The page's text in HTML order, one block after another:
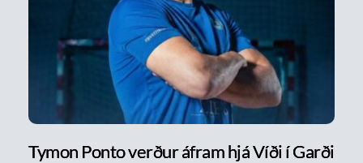
Tymon Ponto verður áfram hjá Víði í Garði